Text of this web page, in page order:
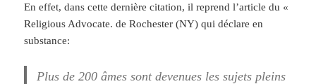
En effet, dans cette dernière citation, il reprend l’article du «
Religious Advocate. de Rochester (NY) qui déclare en
substance:
Plus de 200 âmes sont devenues les sujets pleins